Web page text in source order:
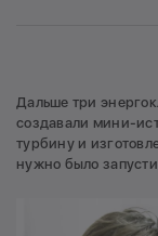
Дальше три
создавали мини-
турбину и
нужно было